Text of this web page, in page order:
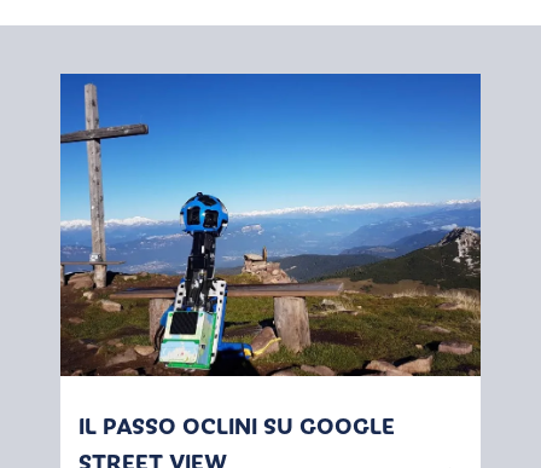
IL PASSO OCLINI SU GOOGLE
STREET VIEW